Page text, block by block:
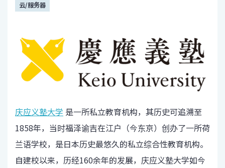
云/服务器
庆应义塾大学 是一所私立教育机构，其历史可追溯至
1858年，当时福泽谕吉在江户（今东京）创办了一所荷
兰语学校，是日本历史最悠久的私立综合性教育机构。
自建校以来，历经160余年的发展，庆应义塾大学如今